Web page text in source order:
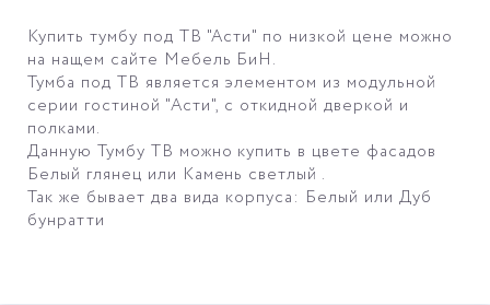
Купить тумбу под ТВ "Асти" по низкой цене можно
на нащем сайте Мебель БиН.
Тумба под ТВ является элементом из модульной
серии гостиной "Асти", с откидной дверкой и
полками.
Данную Тумбу ТВ можно купить в цвете фасадов
Белый глянец или Камень светлый .
Так же бывает два вида корпуса: Белый или Дуб
бунратти